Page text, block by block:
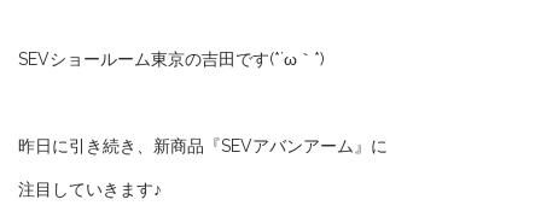
SEVショールーム東京の吉田です(*´ω｀*)
昨日に引き続き、新商品『SEVアバンアーム』に
注目していきます♪